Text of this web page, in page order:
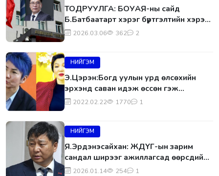
ТОДРУУЛГА: БОУАЯ-ны сайд
Б.Батбаатарт хэрэг бүртгэлтийн хэрэг
үүсгэн шалгаж байгаа
2026.03.06 362 2
НИЙГЭМ
Э.Цэрэн:Богд уулын урд өлсөхийн
эрхэнд саван идэж өссөн гэж
өөрийнхөө тухай бичсэн хүүхэн Богд
2022.02.22 1770 1
НИЙГЭМ
Я.Эрдэнэсайхан: ЖДҮГ-ын зарим
сандал ширээг ажиллагсад өөрсдийн
зардлаар Дарханаас авчирсан
2026.01.14 254 1